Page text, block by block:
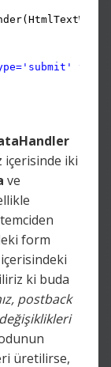
içerisinde iki
ve
form
ki buda
postback
üretilirse,